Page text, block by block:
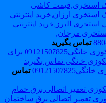
تماس بگیرید
تماس